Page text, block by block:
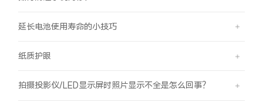
延长电池使用寿命的小技巧
纸质护眼
拍摄投影仪/LED显示屏时照片显示不全是怎么回事？